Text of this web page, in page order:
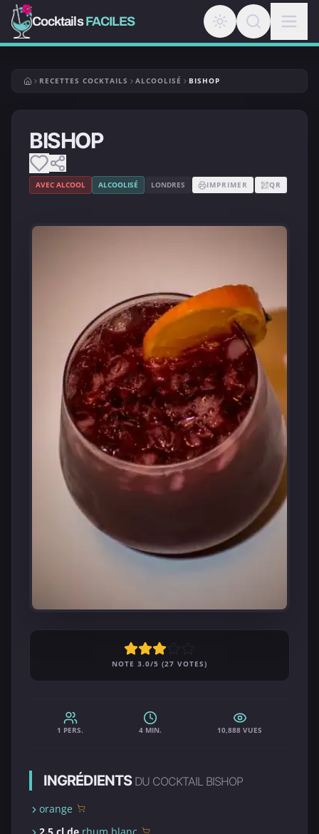
CocktailsFACILES
RECETTES COCKTAILS ALCOOLISÉ BISHOP
BISHOP
AVEC ALCOOL ALCOOLISÉ LONDRES IMPRIMER QR
NOTE 3.0/5 (27 VOTES)
1 PERS. 4 MIN. 10,888 VUES
INGRÉDIENTS DU COCKTAIL BISHOP
orange
2.5 cl de rhum blanc